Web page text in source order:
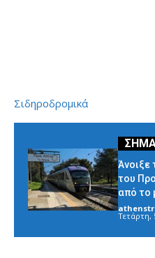
Σιδηροδρομικά
Άνοιξε
του
από το
Τετάρτη,